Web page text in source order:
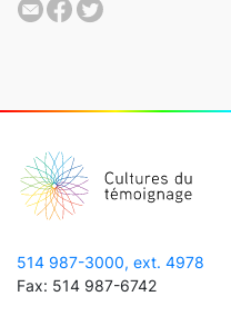
514 987-3000, ext. 4978
Fax: 514 987-6742